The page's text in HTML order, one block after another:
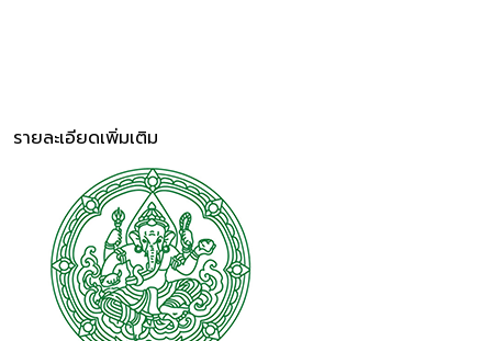
รายละเอียดเพิ่มเติม